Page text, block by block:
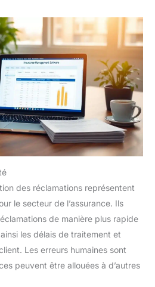
des réclamations représentent
le secteur de l’assurance. Ils
de manière plus rapide
les délais de traitement et
Les erreurs humaines sont
peuvent être allouées à d’autres